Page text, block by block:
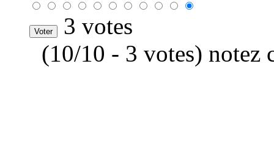
3 votes
(10/10 - 3 votes) notez